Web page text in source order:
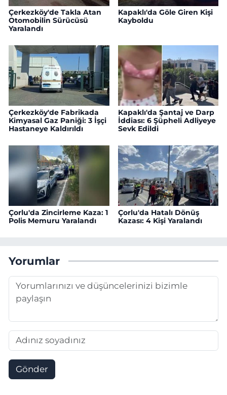
Çerkezköy'de Takla Atan
Otomobilin Sürücüsü
Yaralandı
Kapaklı'da Göle Giren Kişi
Kayboldu
Çerkezköy'de Fabrikada
Kimyasal Gaz Paniği: 3 İşçi
Hastaneye Kaldırıldı
Kapaklı'da Şantaj ve Darp
İddiası: 6 Şüpheli Adliyeye
Sevk Edildi
Çorlu'da Zincirleme Kaza: 1
Polis Memuru Yaralandı
Çorlu'da Hatalı Dönüş
Kazası: 4 Kişi Yaralandı
Yorumlar
Gönder